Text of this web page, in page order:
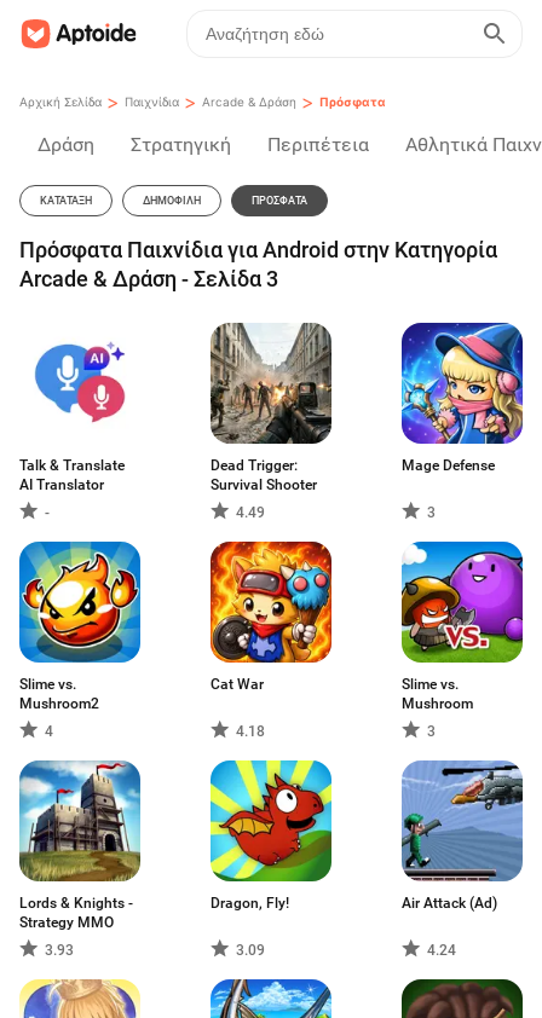
Αρχική Σελίδα > Παιχνίδια > Arcade & Δράση > Πρόσφατα
Δράση Στρατηγική Περιπέτεια Αθλητικά
ΚΑΤΆΤΑΞΗ ΔΗΜΟΦΙΛΉ ΠΡΌΣΦΑΤΑ
Πρόσφατα Παιχνίδια για Android στην Κατηγορία
Arcade & Δράση - Σελίδα 3
Talk & Translate
AI Translator
-
Dead Trigger:
Survival Shooter
4.49
Mage Defense
3
Slime vs.
Mushroom2
4
Cat War
4.18
Slime vs.
Mushroom
3
Lords & Knights -
Strategy MMO
3.93
Dragon, Fly!
3.09
Air Attack (Ad)
4.24